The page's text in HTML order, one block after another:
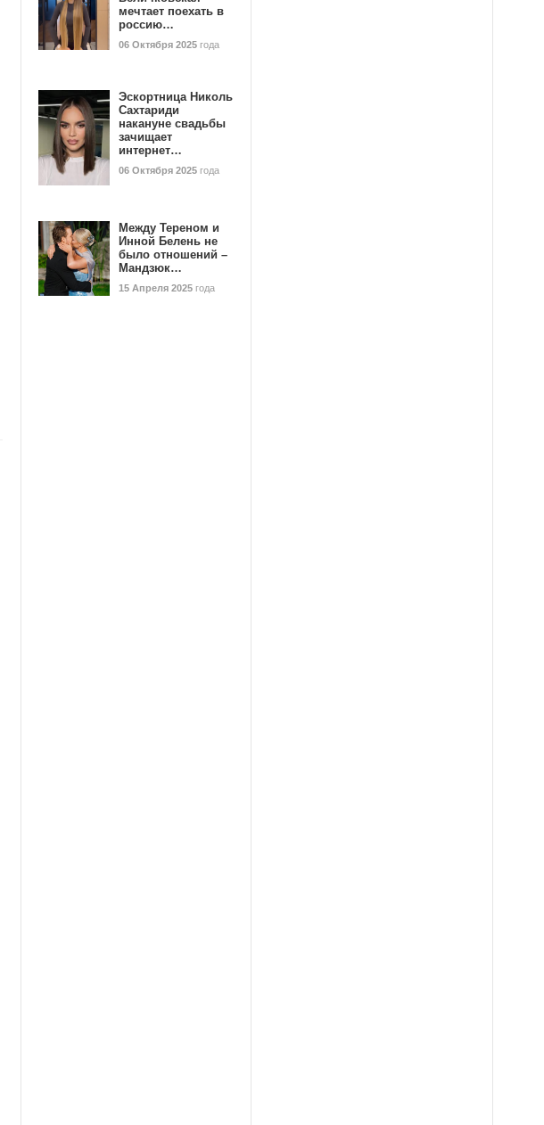
мечтает поехать в
россию…
06 Октября 2025 года
Эскортница Николь
Сахтариди
накануне свадьбы
зачищает
интернет…
06 Октября 2025 года
Между Тереном и
Инной Белень не
было отношений –
Мандзюк…
15 Апреля 2025 года